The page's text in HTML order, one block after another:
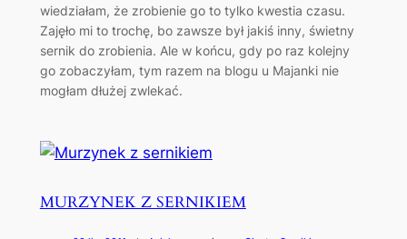
wiedziałam, że zrobienie go to tylko kwestia czasu.
Zajęło mi to trochę, bo zawsze był jakiś inny, świetny
sernik do zrobienia. Ale w końcu, gdy po raz kolejny
go zobaczyłam, tym razem na blogu u Majanki nie
mogłam dłużej zwlekać.
MURZYNEK Z SERNIKIEM